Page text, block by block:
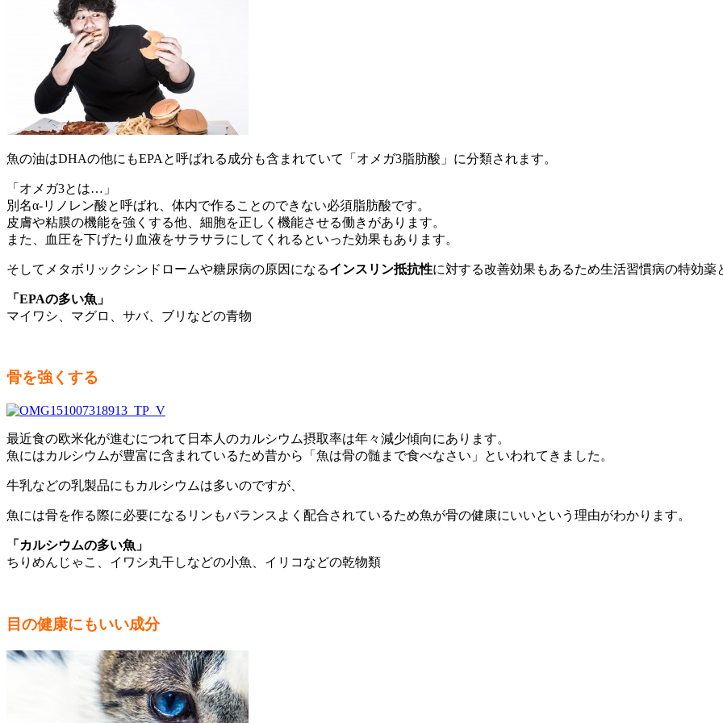
魚の油はDHAの他にもEPAと呼ばれる成分も含まれていて「オメガ3脂肪酸」に分類されます。
「オメガ3とは…」
別名α-リノレン酸と呼ばれ、体内で作ることのできない必須脂肪酸です。
皮膚や粘膜の機能を強くする他、細胞を正しく機能させる働きがあります。
また、血圧を下げたり血液をサラサラにしてくれるといった効果もあります。
そしてメタボリックシンドロームや糖尿病の原因になるインスリン抵抗性に対する改善効果もあるため生活習慣病の特効薬
「EPAの多い魚」
マイワシ、マグロ、サバ、ブリなどの青物
骨を強くする
最近食の欧米化が進むにつれて日本人のカルシウム摂取率は年々減少傾向にあります。
魚にはカルシウムが豊富に含まれているため昔から「魚は骨の髄まで食べなさい」といわれてきました。
牛乳などの乳製品にもカルシウムは多いのですが、
魚には骨を作る際に必要になるリンもバランスよく配合されているため魚が骨の健康にいいという理由がわかります。
「カルシウムの多い魚」
ちりめんじゃこ、イワシ丸干しなどの小魚、イリコなどの乾物類
目の健康にもいい成分